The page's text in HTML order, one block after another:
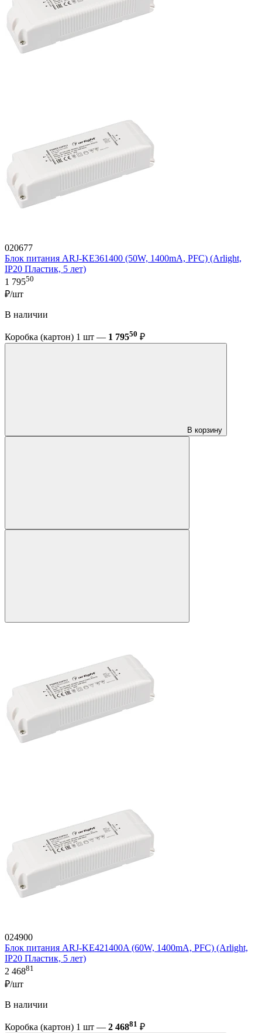
020677
Блок питания ARJ-KE361400 (50W, 1400mA, PFC) (Arlight,
IP20 Пластик, 5 лет)
1 79550
₽/шт
В наличии
Коробка (картон) 1 шт — 1 79550 ₽
В корзину
024900
Блок питания ARJ-KE421400A (60W, 1400mA, PFC) (Arlight,
IP20 Пластик, 5 лет)
2 46881
₽/шт
В наличии
Коробка (картон) 1 шт — 2 46881 ₽